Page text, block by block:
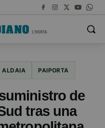
ALDAIA PAIPORTA
de
tras una